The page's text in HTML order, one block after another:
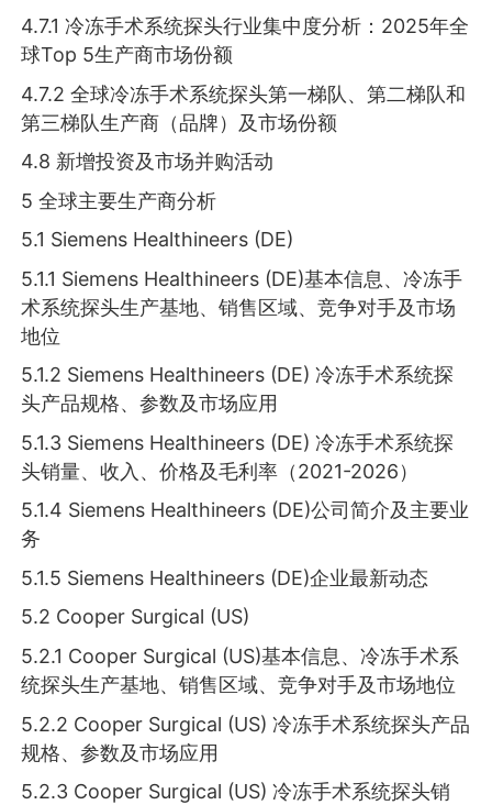
4.7.1 冷冻手术系统探头行业集中度分析：2025年全
球Top 5生产商市场份额
4.7.2 全球冷冻手术系统探头第一梯队、第二梯队和
第三梯队生产商（品牌）及市场份额
4.8 新增投资及市场并购活动
5 全球主要生产商分析
5.1 Siemens Healthineers (DE)
5.1.1 Siemens Healthineers (DE)基本信息、冷冻手
术系统探头生产基地、销售区域、竞争对手及市场
地位
5.1.2 Siemens Healthineers (DE) 冷冻手术系统探
头产品规格、参数及市场应用
5.1.3 Siemens Healthineers (DE) 冷冻手术系统探
头销量、收入、价格及毛利率（2021-2026）
5.1.4 Siemens Healthineers (DE)公司简介及主要业
务
5.1.5 Siemens Healthineers (DE)企业最新动态
5.2 Cooper Surgical (US)
5.2.1 Cooper Surgical (US)基本信息、冷冻手术系
统探头生产基地、销售区域、竞争对手及市场地位
5.2.2 Cooper Surgical (US) 冷冻手术系统探头产品
规格、参数及市场应用
5.2.3 Cooper Surgical (US) 冷冻手术系统探头销